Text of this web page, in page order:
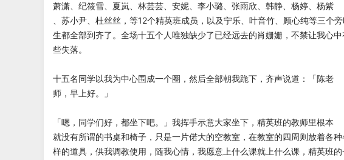
萧潇、纪筱雪、夏岚、林芸芸、安妮、李小璐、张雨欣、韩静、杨婷、杨紫
、苏小尹、杜丝丝，等12个精英班成员，以及宁乐、叶音竹、顾心纯等三个
生都全部到齐了。全场十五个人唯独缺少了已经远去的肖姗姗，不禁让我心中
些失落。
十五名同学以我为中心围成一个圈，然后全部朝我跪下，齐声说道：「陈老
师，早上好。」
「嗯，同学们好，都坐下吧。」我挥手示意大家坐下，精英班的教师里根本
就没有所谓的书桌和椅子，只是一片偌大的空教室，在教室的四周则放着各种
样的道具，供我调教使用，随我心情，我愿意上什么课就上什么课，精英班的